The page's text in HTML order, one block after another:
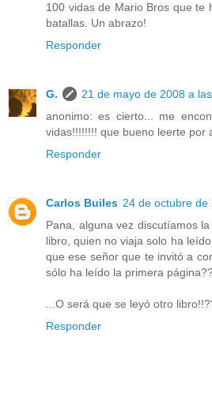
100 vidas de Mario Bros que te
batallas. Un abrazo!
Responder
G.
21 de mayo de 2008 a
anonimo: es cierto... me
vidas!!!!!!!! que bueno leerte por
Responder
Carlos Builes 24 de octubre de
Pana, alguna vez discutíamos
libro, quien no viaja solo ha
que ese señor que te invitó a
sólo ha leído la primera
...O será que se leyó otro
Responder